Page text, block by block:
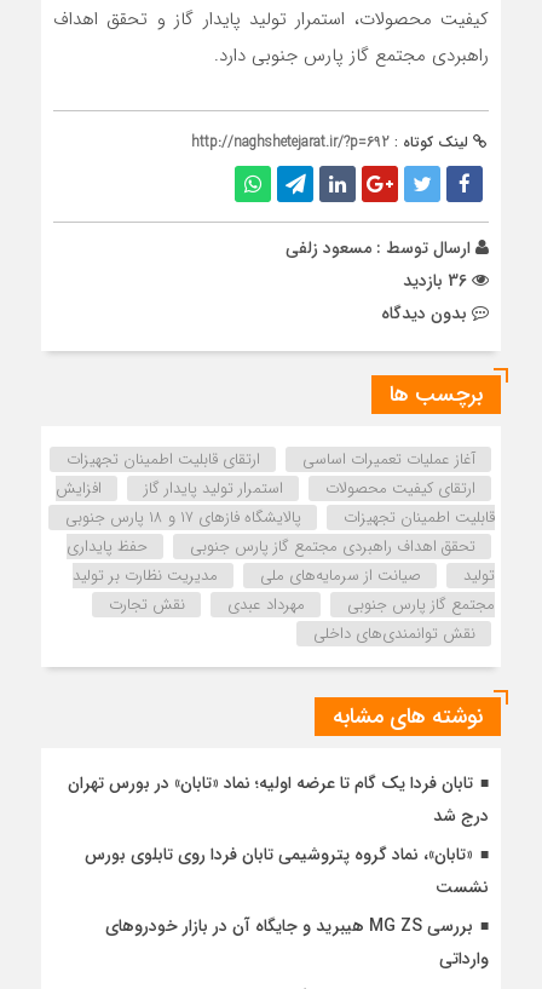
کیفیت محصولات، استمرار تولید پایدار گاز و تحقق اهداف
راهبردی مجتمع گاز پارس جنوبی دارد.
لینک کوتاه : http://naghshetejarat.ir/?p=692
ارسال توسط : مسعود زلفی
بدون دیدگاه
برچسب ها
آغاز عملیات تعمیرات اساسی
ارتقای قابلیت اطمینان تجهیزات
ارتقای کیفیت محصولات
استمرار تولید پایدار گاز
افزایش
قابلیت اطمینان تجهیزات
پالایشگاه فازهای ۱۷ و ۱۸ پارس جنوبی
تحقق اهداف راهبردی مجتمع گاز پارس جنوبی
حفظ پایداری
تولید
صیانت از سرمایه‌های ملی
مدیریت نظارت بر تولید
مجتمع گاز پارس جنوبی
مهرداد عبدی
نقش تجارت
نقش توانمندی‌های داخلی
نوشته های مشابه
تابان فردا یک گام تا عرضه اولیه؛ نماد «تابان» در بورس تهران
درج شد
«تابان»، نماد گروه پتروشیمی تابان فردا روی تابلوی بورس
نشست
بررسی MG ZS هیبرید و جایگاه آن در بازار خودروهای
وارداتی